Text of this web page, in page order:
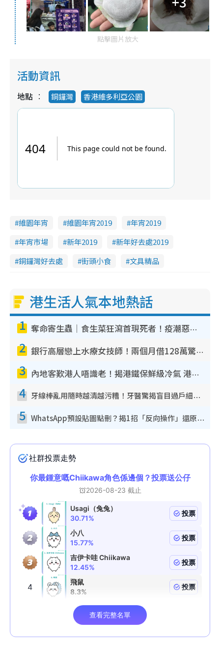
點擊圖片放大
活動資訊
地點 銅鑼灣 香港維多利亞公園
維園年宵 維園年宵2019
年宵2019
年宵市場
新年2019
新年好去處2019
銅鑼灣好去處
街頭小食 文具精品
港生活人氣本地熱話
1 奪命寄生蟲｜食生菜狂瀉首現死者！疫潮惡化錄1.8萬宗病例 揭洗菜3大謬誤
2 銀行高層戀上水療女技師！兩個月借128萬驚覺「沉船」沉落火海 揭背後疑似邪教操控賣淫
3 內地客歎港人唔識老！揭港鐵保鮮級冷氣 港人求放過：咪投訴
4 牙線棒亂用隨時越清越污糟！牙醫驚揭盲目過戶細菌恐致蛀牙：呢種先係日常真保養
5 WhatsApp預設貼圖點刪？揭1招「反向操作」還原簡潔介面 附3步實測教學